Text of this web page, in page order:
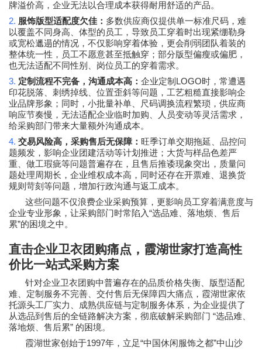
牌溢价高，企业无法以合理成本获得耐用舒适的产品。
2. 服饰版型适配度欠佳： 多数供应商仅提供单一标准尺码，难
以覆盖不同身高、体型的员工，导致员工穿着时出现紧绷勒身
或宽松邋遢的情况，不仅影响穿着体验，更会削弱团队着装的
整体统一性，员工不愿意甚至抵触穿；部分版型偏瘦或偏肥，
也无法适配不同性别、岗位员工的穿着需求。
3. 定制流程不完备，沟通成本高： 企业定制 LOGO时，常遭遇
印花脱落、刺绣掉线、位置歪斜等问题，工艺粗糙直接影响企
业品牌形象；同时，小批量补单、尺码调换流程繁琐，供应商
响应节奏慢，无法适配企业临时加购、人员变动等灵活需求，
给采购部门带来大量额外沟通成本。
4. 交易风险高，采购售后无保障： 旺季订单交期拖延、品控问
题频发，影响企业团建活动等计划推进；大货与样品色差严
重、做工瑕疵等问题普遍存在，且售后推诿现象突出，质量问
题处理周期长，企业维权成本高，同时还存在开票难、退换货
规则苛刻等问题，增加行政沟通与返工成本。
这些问题不仅浪费企业采购预算，更影响员工穿着满意度与
企业专业形象，让采购部门时常陷入“选品难、落地烦、售后
累”的困境之中。
直击企业卫衣团购痛点，霞湖世家打造高性
价比一站式采购方案
针对企业卫衣团购中普遍存在的品质价格失衡、版型适配
难、定制服务不完善、交付售后无保障四大痛点，霞湖世家依
托源头工厂实力、成熟供应链与定制服务体系，为企业提供了
从选品到售后的全链路解决方案，彻底破解采购部门 “选品难、
落地烦、售后累” 的困境。
霞湖世家创始于1997年，立足“中国休闲服饰之都”中山沙